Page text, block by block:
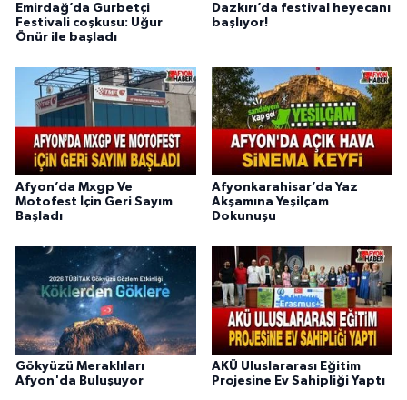
Emirdağ’da Gurbetçi
Festivali coşkusu: Uğur
Önür ile başladı
Dazkırı’da festival heyecanı
başlıyor!
Afyon’da Mxgp Ve
Motofest İçin Geri Sayım
Başladı
Afyonkarahisar’da Yaz
Akşamına Yeşilçam
Dokunuşu
Gökyüzü Meraklıları
Afyon'da Buluşuyor
AKÜ Uluslararası Eğitim
Projesine Ev Sahipliği Yaptı